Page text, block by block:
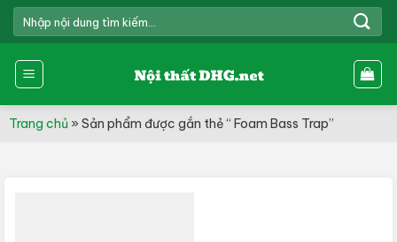
Skip
to
TÌM
KIẾM:
Trang chủ» Sản phẩm được gắn thẻ “ Foam Bass Trap”